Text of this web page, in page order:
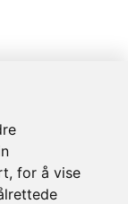
for å vise